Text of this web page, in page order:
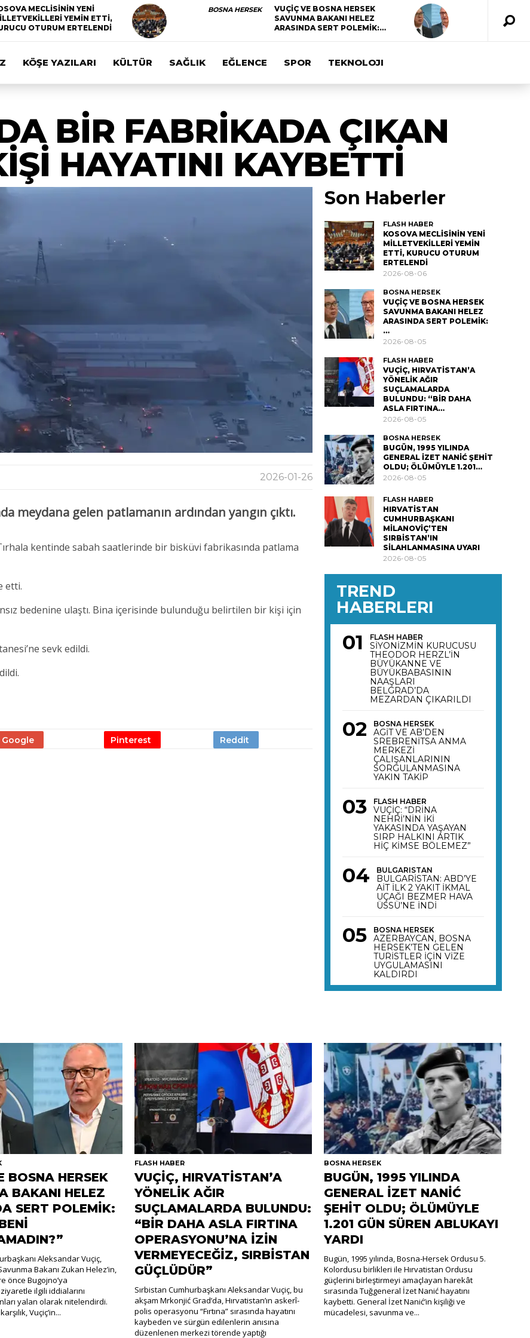
MECLİSİNİN YENİ
YEMİN ETTİ,
OTURUM ERTELENDİ
BOSNA HERSEK
VUÇİÇ VE BOSNA HERSEK
SAVUNMA BAKANI HELEZ
ARASINDA SERT POLEMİK:…
KÖŞE YAZILARI KÜLTÜR SAĞLIK EĞLENCE SPOR TEKNOLOJI
BİR FABRİKADA ÇIKAN
HAYATINI KAYBETTİ
2026-01-26
meydana gelen patlamanın ardından yangın çıktı.
kentinde sabah saatlerinde bir bisküvi fabrikasında patlama
etti.
bedenine ulaştı. Bina içerisinde bulunduğu belirtilen bir kişi için
sevk edildi.
Son Haberler
FLASH HABER
KOSOVA MECLİSİNİN YENİ
MİLLETVEKİLLERİ YEMİN
ETTİ, KURUCU OTURUM
ERTELENDİ
2026-08-06
BOSNA HERSEK
VUÇİÇ VE BOSNA HERSEK
SAVUNMA BAKANI HELEZ
ARASINDA SERT POLEMİK:
…
2026-08-05
FLASH HABER
VUÇİÇ, HIRVATİSTAN’A
YÖNELİK AĞIR
SUÇLAMALARDA
BULUNDU: “BİR DAHA
ASLA FIRTINA…
2026-08-05
BOSNA HERSEK
BUGÜN, 1995 YILINDA
GENERAL İZET NANİĆ ŞEHİT
OLDU; ÖLÜMÜYLE 1.201…
2026-08-05
FLASH HABER
HIRVATİSTAN
CUMHURBAŞKANI
MİLANOVİÇ’TEN
SIRBİSTAN’IN
SİLAHLANMASINA UYARI
2026-08-05
TREND
HABERLERI
FLASH HABER
SİYONİZMİN KURUCUSU
THEODOR HERZL’İN
BÜYÜKANNE VE
BÜYÜKBABASININ
NAAŞLARI
BELGRAD’DA
MEZARDAN ÇIKARILDI
BOSNA HERSEK
AGİT VE AB’DEN
SREBRENİTSA ANMA
MERKEZİ
ÇALIŞANLARININ
SORGULANMASINA
YAKIN TAKİP
FLASH HABER
VUÇİÇ: “DRİNA
NEHRİ’NİN İKİ
YAKASINDA YAŞAYAN
SIRP HALKINI ARTIK
HİÇ KİMSE BÖLEMEZ”
BULGARISTAN
BULGARİSTAN: ABD’YE
AİT İLK 2 YAKIT İKMAL
UÇAĞI BEZMER HAVA
ÜSSÜ’NE İNDİ
BOSNA HERSEK
AZERBAYCAN, BOSNA
HERSEK’TEN GELEN
TURİSTLER İÇİN VİZE
UYGULAMASINI
KALDIRDI
BOSNA HERSEK
BAKANI HELEZ
SERT POLEMİK:
Aleksandar Vuçiç,
Bakanı Zukan Helez’in,
önce Bugojno’ya
ilgili iddialarını
yalan olarak nitelendirdi.
Vuçiç’in...
FLASH HABER
VUÇİÇ, HIRVATİSTAN’A
YÖNELİK AĞIR
SUÇLAMALARDA BULUNDU:
“BİR DAHA ASLA FIRTINA
OPERASYONU’NA İZİN
VERMEYECEĞİZ, SIRBİSTAN
GÜÇLÜDÜR”
Sırbistan Cumhurbaşkanı Aleksandar Vuçiç, bu
akşam Mrkonjić Grad’da, Hırvatistan’ın askerî-
polis operasyonu “Fırtına” sırasında hayatını
kaybeden ve sürgün edilenlerin anısına
düzenlenen merkezi törende yaptığı
BOSNA HERSEK
BUGÜN, 1995 YILINDA
GENERAL İZET NANİĆ
ŞEHİT OLDU; ÖLÜMÜYLE
1.201 GÜN SÜREN ABLUKAYI
YARDI
Bugün, 1995 yılında, Bosna-Hersek Ordusu 5.
Kolordusu birlikleri ile Hırvatistan Ordusu
güçlerini birleştirmeyi amaçlayan harekât
sırasında Tuğgeneral İzet Nanić hayatını
kaybetti. General İzet Nanić’in kişiliği ve
mücadelesi, savunma ve...